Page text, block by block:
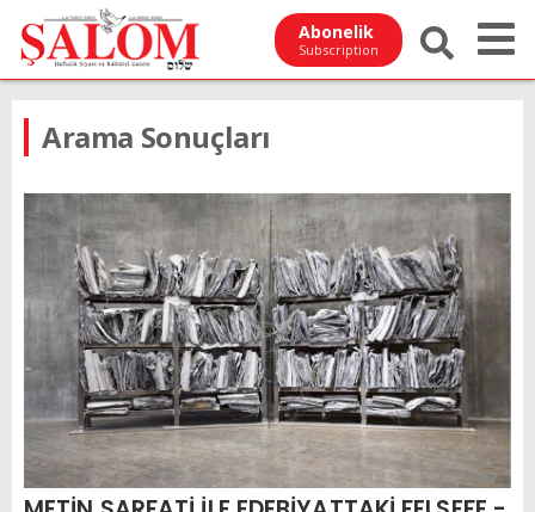
Abonelik
Subscription
Arama Sonuçları